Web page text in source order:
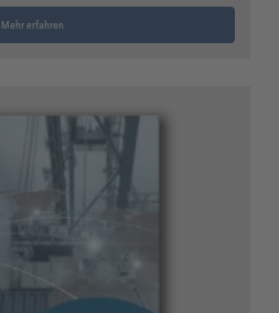
Mehr erfahren